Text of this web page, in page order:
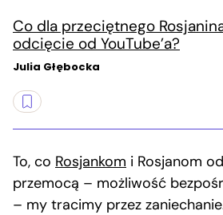
Co dla przeciętnego
odcięcie od YouTube’a?
Julia Głębocka
To, co Rosjankom i Rosjanom
przemocą – możliwość
– my tracimy przez